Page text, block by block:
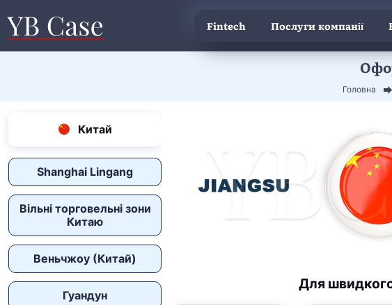
Fintech Послуги компанії
Головна
Китай
Shanghai Lingang
Вільні торговельні зони
Китаю
Веньчжоу (Китай)
Гуандун
Для